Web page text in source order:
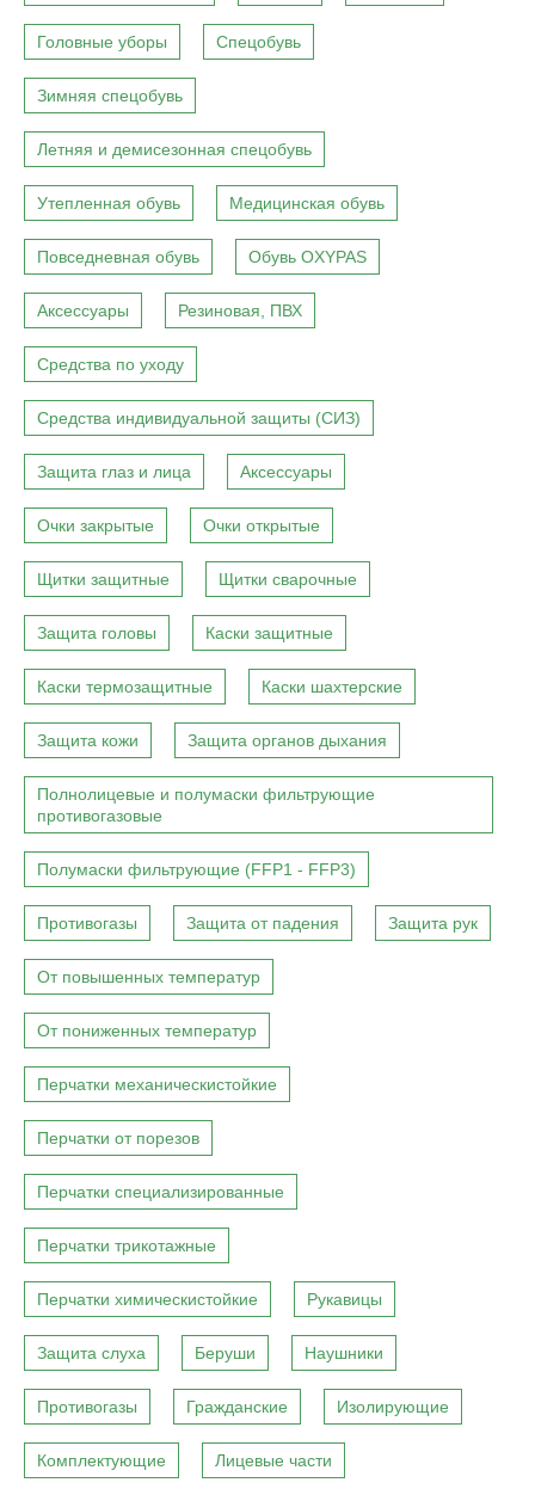
Головные уборы Спецобувь
Зимняя спецобувь
Летняя и демисезонная спецобувь
Утепленная обувь Медицинская обувь
Повседневная обувь Обувь OXYPAS
Аксессуары Резиновая, ПВХ
Средства по уходу
Средства индивидуальной защиты (СИЗ)
Защита глаз и лица Аксессуары
Очки закрытые Очки открытые
Щитки защитные Щитки сварочные
Защита головы Каски защитные
Каски термозащитные Каски шахтерские
Защита кожи Защита органов дыхания
Полнолицевые и полумаски фильтрующие
противогазовые
Полумаски фильтрующие (FFP1 - FFP3)
Противогазы Защита от падения Защита рук
От повышенных температур
От пониженных температур
Перчатки механическистойкие
Перчатки от порезов
Перчатки специализированные
Перчатки трикотажные
Перчатки химическистойкие Рукавицы
Защита слуха Беруши Наушники
Противогазы Гражданские Изолирующие
Комплектующие Лицевые части